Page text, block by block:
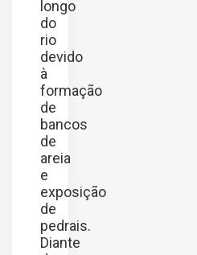
longo
do
rio
devido
à
formação
de
bancos
de
areia
e
exposição
de
pedrais.
Diante